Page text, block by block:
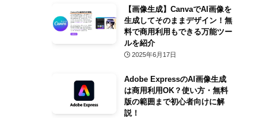
【画像生成】CanvaでAI画像を
生成してそのままデザイン！無
料で商用利用もできる万能ツー
ルを紹介
2025年6月17日
Adobe ExpressのAI画像生成
は商用利用OK？使い方・無料
版の範囲まで初心者向けに解
説！